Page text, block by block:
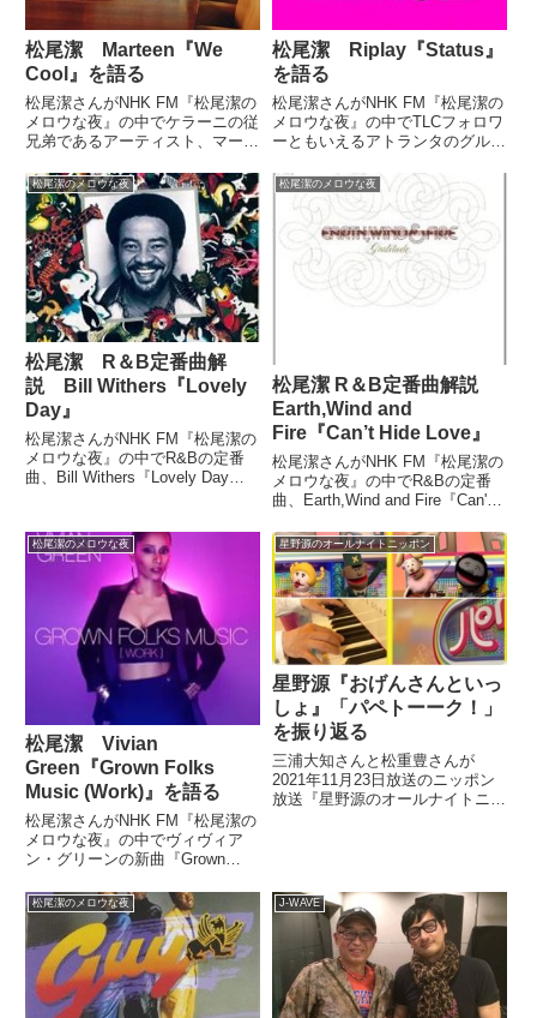
松尾潔 Marteen『We
Cool』を語る
松尾潔さんがNHK FM『松尾潔の
メロウな夜』の中でケラーニの従
兄弟であるアーティスト、マーテ
いました。（松尾潔）この番組で
常連的な位置にいると言っても差
し支えないかな？ ケラーニとい
う、この2年ほど活躍...
松尾潔 Riplay『Status』
を語る
松尾潔さんがNHK FM『松尾潔の
メロウな夜』の中でTLCフォロワ
ーともいえるアトランタのグルー
ていました。さて、このところ毎
週のように80年代、90年代。と
りわけ90年代のR&Bシーンの話
をしてい...
松尾潔のメロウな夜
松尾潔 R＆B定番曲解
説 Bill Withers『Lovely
Day』
松尾潔さんがNHK FM『松尾潔の
メロウな夜』の中でR&Bの定番
曲、Bill Withers『Lovely Day』
た。（松尾潔）続いては、いまな
ら間に合うスタンダードのコーナ
松尾潔のメロウな夜
松尾潔 R＆B定番曲解説
Earth,Wind and
Fire『Can’t Hide Love』
松尾潔さんがNHK FM『松尾潔の
メロウな夜』の中でR&Bの定番
曲、Earth,Wind and Fire『Can't
ーバージョンを聞き比べながら解
説していました。（松尾潔）続い
ては、いまなら間に合う...
松尾潔のメロウな夜
松尾潔 Vivian
Green『Grown Folks
Music (Work)』を語る
松尾潔さんがNHK FM『松尾潔の
メロウな夜』の中でヴィヴィア
ン・グリーンの新曲『Grown
いました。iTunes ..Feb 26...
#GrownFolksMusic pic.twit...
星野源のオールナイトニッポン
星野源『おげんさんといっ
しょ』「パペトーーク！」
を振り返る
三浦大知さんと松重豊さんが
2021年11月23日放送のニッポン
放送『星野源のオールナイトニッ
んといっしょ』を振り返り。『ハ
ッチポッチステーション』『クイ
ンテット』のキャラクターたちと
の「パペトーーク！」について話
していました。
松尾潔のメロウな夜 J-WAVE